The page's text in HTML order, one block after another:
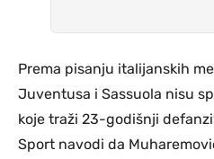
Prema pisanju italijanskih
Juventusa i Sassuola nisu
koje traži 23-godišnji
Sport navodi da